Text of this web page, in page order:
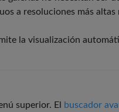
a resoluciones más altas
la visualización
superior. El buscador